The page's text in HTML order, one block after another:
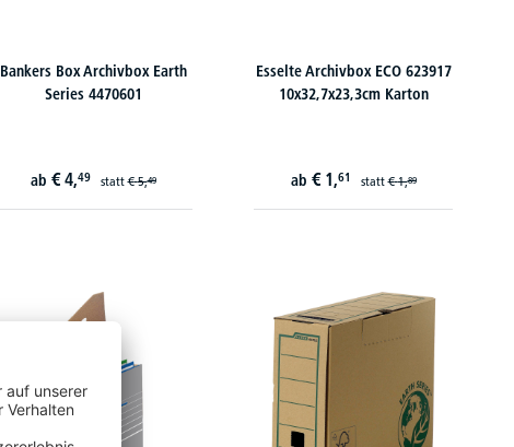
Bankers Box Archivbox Earth
Series 4470601
ab € 4,49 statt€ 5,49
Esselte Archivbox ECO 623917
10x32,7x23,3cm Karton
ab € 1,61 statt€ 1,89